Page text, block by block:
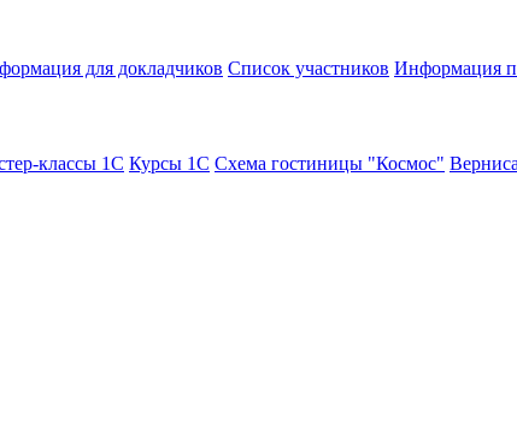
для докладчиков Список участников Информация
классы 1С Курсы 1С Схема гостиницы "Космос"